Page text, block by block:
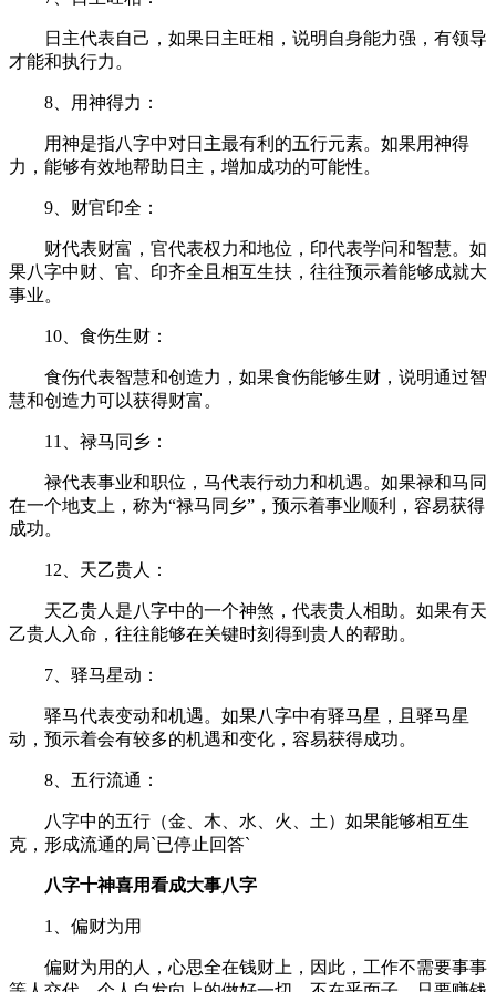
日主代表自己，如果日主旺相，说明自身能力强，有领导
才能和执行力。
8、用神得力：
用神是指八字中对日主最有利的五行元素。如果用神得
力，能够有效地帮助日主，增加成功的可能性。
9、财官印全：
财代表财富，官代表权力和地位，印代表学问和智慧。如
果八字中财、官、印齐全且相互生扶，往往预示着能够成就大
事业。
10、食伤生财：
食伤代表智慧和创造力，如果食伤能够生财，说明通过智
慧和创造力可以获得财富。
11、禄马同乡：
禄代表事业和职位，马代表行动力和机遇。如果禄和马同
在一个地支上，称为“禄马同乡”，预示着事业顺利，容易获得
成功。
12、天乙贵人：
天乙贵人是八字中的一个神煞，代表贵人相助。如果有天
乙贵人入命，往往能够在关键时刻得到贵人的帮助。
7、驿马星动：
驿马代表变动和机遇。如果八字中有驿马星，且驿马星
动，预示着会有较多的机遇和变化，容易获得成功。
8、五行流通：
八字中的五行（金、木、水、火、土）如果能够相互生
克，形成流通的局`已停止回答`
八字十神喜用看成大事八字
1、偏财为用
偏财为用的人，心思全在钱财上，因此，工作不需要事事